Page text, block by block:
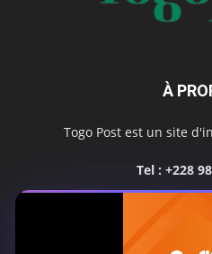
À
Togo Post est un site
Tel : +228